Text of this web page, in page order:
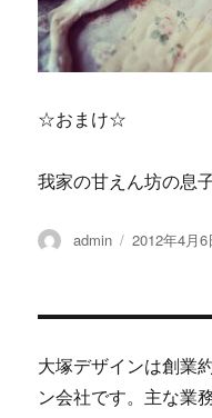
☆おまけ☆
我家の甘えん坊の息
投
admin
投
2012年4月6
大塚デザインは創業
ン会社です。主な業